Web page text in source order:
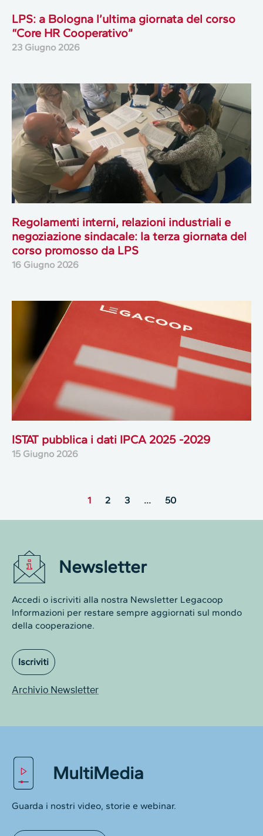
LPS: a Bologna l’ultima giornata del corso
“Core HR Cooperativo”
23 Giugno 2026
Regolamenti interni, relazioni industriali e
negoziazione sindacale: la terza giornata del
corso promosso da LPS
16 Giugno 2026
ISTAT pubblica i dati IPCA 2025 -2029
15 Giugno 2026
1 2 3 … 50
Newsletter
Accedi o iscriviti alla nostra Newsletter Legacoop
Informazioni per restare sempre aggiornati sul mondo
della cooperazione.
Iscriviti
Archivio Newsletter
MultiMedia
Guarda i nostri video, storie e webinar.